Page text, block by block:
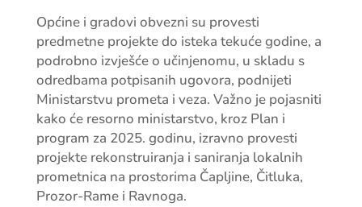
Općine i gradovi obvezni su provesti
predmetne projekte do isteka tekuće godine, a
podrobno izvješće o učinjenomu, u skladu s
odredbama potpisanih ugovora, podnijeti
Ministarstvu prometa i veza. Važno je pojasniti
kako će resorno ministarstvo, kroz Plan i
program za 2025. godinu, izravno provesti
projekte rekonstruiranja i saniranja lokalnih
prometnica na prostorima Čapljine, Čitluka,
Prozor-Rame i Ravnoga.